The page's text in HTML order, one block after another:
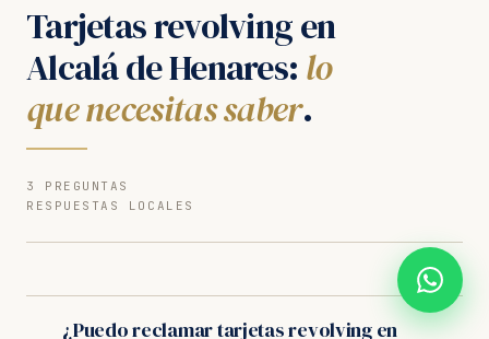
Tarjetas revolving en
Alcalá de Henares: lo
que necesitas saber.
3 PREGUNTAS
RESPUESTAS LOCALES
¿Puedo reclamar tarjetas revolving en